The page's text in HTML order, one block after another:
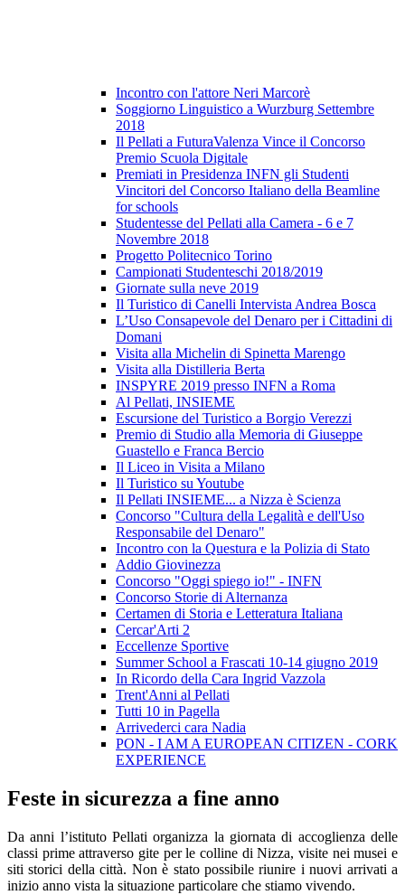
Incontro con l'attore Neri Marcorè
Soggiorno Linguistico a Wurzburg Settembre
2018
Il Pellati a FuturaValenza Vince il Concorso
Premio Scuola Digitale
Premiati in Presidenza INFN gli Studenti
Vincitori del Concorso Italiano della Beamline
for schools
Studentesse del Pellati alla Camera - 6 e 7
Novembre 2018
Progetto Politecnico Torino
Campionati Studenteschi 2018/2019
Giornate sulla neve 2019
Il Turistico di Canelli Intervista Andrea Bosca
L’Uso Consapevole del Denaro per i Cittadini di
Domani
Visita alla Michelin di Spinetta Marengo
Visita alla Distilleria Berta
INSPYRE 2019 presso INFN a Roma
Al Pellati, INSIEME
Escursione del Turistico a Borgio Verezzi
Premio di Studio alla Memoria di Giuseppe
Guastello e Franca Bercio
Il Liceo in Visita a Milano
Il Turistico su Youtube
Il Pellati INSIEME... a Nizza è Scienza
Concorso "Cultura della Legalità e dell'Uso
Responsabile del Denaro"
Incontro con la Questura e la Polizia di Stato
Addio Giovinezza
Concorso "Oggi spiego io!" - INFN
Concorso Storie di Alternanza
Certamen di Storia e Letteratura Italiana
Cercar'Arti 2
Eccellenze Sportive
Summer School a Frascati 10-14 giugno 2019
In Ricordo della Cara Ingrid Vazzola
Trent'Anni al Pellati
Tutti 10 in Pagella
Arrivederci cara Nadia
PON - I AM A EUROPEAN CITIZEN - CORK
EXPERIENCE
Feste in sicurezza a fine anno
Da anni l’istituto Pellati organizza la giornata di accoglienza delle
classi prime attraverso gite per le colline di Nizza, visite nei musei e
siti storici della città. Non è stato possibile riunire i nuovi arrivati a
inizio anno vista la situazione particolare che stiamo vivendo.